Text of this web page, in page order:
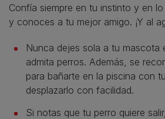
Confía siempre en tu instinto y en
y conoces a tu mejor amigo. ¡Y al
Nunca dejes sola a tu mascota
admita perros. Además, se
para bañarte en la piscina con
desplazarlo con facilidad.
Si notas que tu perro quiere